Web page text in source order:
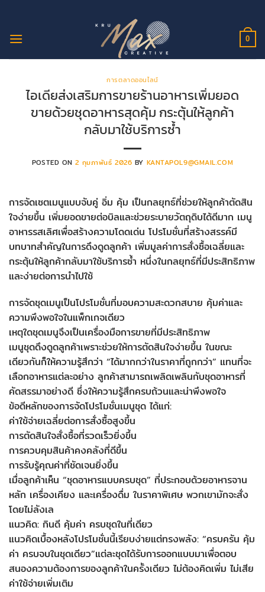
ยัง
0
การตลาดออนไลน์
ไอเดียส่งเสริมการขายร้านอาหารเพิ่มยอด
ขายด้วยชุดอาหารสุดคุ้ม กระตุ้นให้ลูกค้า
กลับมาใช้บริการซ้ำ
POSTED ON2 กุมภาพันธ์ 2026 BY KANTAPOL9@GMAIL.COM
การจัดเซตเมนูแบบจับคู่ อิ่ม คุ้ม เป็นกลยุทธ์ที่ช่วยให้ลูกค้าตัดสิน
ใจง่ายขึ้น เพิ่มยอดขายต่อบิลและช่วยระบายวัตถุดิบได้ดีมาก เมนู
อาหารรสเลิศเพื่อสร้างความโดดเด่น โปรโมชั่นที่สร้างสรรค์มี
บทบาทสำคัญในการดึงดูดลูกค้า เพิ่มมูลค่าการสั่งซื้อเฉลี่ยและ
กระตุ้นให้ลูกค้ากลับมาใช้บริการซ้ำ หนึ่งในกลยุทธ์ที่มีประสิทธิภาพ
และง่ายต่อการนำไปใช้
การจัดชุดเมนูเป็นโปรโมชั่นที่มอบความสะดวกสบาย คุ้มค่าและ
ความพึงพอใจในแพ็กเกจเดียว
เหตุใดชุดเมนูจึงเป็นเครื่องมือการขายที่มีประสิทธิภาพ
เมนูชุดดึงดูดลูกค้าเพราะช่วยให้การตัดสินใจง่ายขึ้น ในขณะ
เดียวกันก็ให้ความรู้สึกว่า “ได้มากกว่าในราคาที่ถูกกว่า” แทนที่จะ
เลือกอาหารแต่ละอย่าง ลูกค้าสามารถเพลิดเพลินกับชุดอาหารที่
คัดสรรมาอย่างดี ซึ่งให้ความรู้สึกครบถ้วนและน่าพึงพอใจ
ข้อดีหลักของการจัดโปรโมชั่นเมนูชุด ได้แก่:
ค่าใช้จ่ายเฉลี่ยต่อการสั่งซื้อสูงขึ้น
การตัดสินใจสั่งซื้อที่รวดเร็วยิ่งขึ้น
การควบคุมสินค้าคงคลังที่ดีขึ้น
การรับรู้คุณค่าที่ชัดเจนยิ่งขึ้น
เมื่อลูกค้าเห็น “ชุดอาหารแบบครบชุด” ที่ประกอบด้วยอาหารจาน
หลัก เครื่องเคียง และเครื่องดื่ม ในราคาพิเศษ พวกเขามักจะสั่ง
โดยไม่ลังเล
แนวคิด: กินดี คุ้มค่า ครบชุดในที่เดียว
แนวคิดเบื้องหลังโปรโมชั่นนี้เรียบง่ายแต่ทรงพลัง: “ครบครัน คุ้ม
ค่า ครบจบในชุดเดียว”แต่ละชุดได้รับการออกแบบมาเพื่อตอบ
สนองความต้องการของลูกค้าในครั้งเดียว ไม่ต้องคิดเพิ่ม ไม่เสีย
ค่าใช้จ่ายเพิ่มเติม